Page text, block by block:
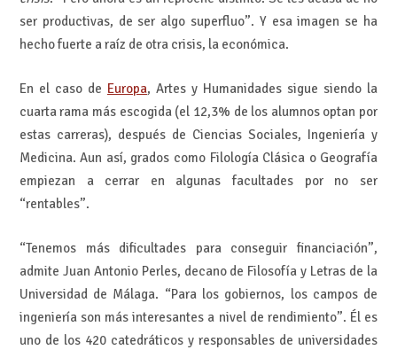
ser productivas, de ser algo superfluo”. Y esa imagen se ha
hecho fuerte a raíz de otra crisis, la económica.
En el caso de Europa, Artes y Humanidades sigue siendo la
cuarta rama más escogida (el 12,3% de los alumnos optan por
estas carreras), después de Ciencias Sociales, Ingeniería y
Medicina. Aun así, grados como Filología Clásica o Geografía
empiezan a cerrar en algunas facultades por no ser
“rentables”.
“Tenemos más dificultades para conseguir financiación”,
admite Juan Antonio Perles, decano de Filosofía y Letras de la
Universidad de Málaga. “Para los gobiernos, los campos de
ingeniería son más interesantes a nivel de rendimiento”. Él es
uno de los 420 catedráticos y responsables de universidades